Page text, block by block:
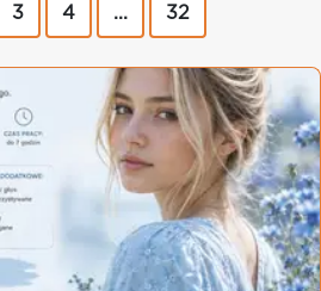
3 4 ... 32